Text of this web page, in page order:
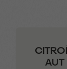
Elinfällbara
AUT